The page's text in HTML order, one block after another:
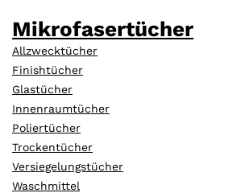
Mikrofasertücher
Allzwecktücher
Finishtücher
Glastücher
Innenraumtücher
Poliertücher
Trockentücher
Versiegelungstücher
Waschmittel